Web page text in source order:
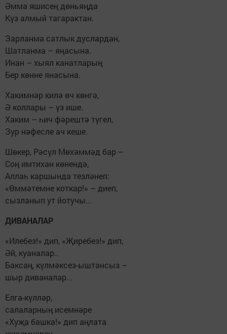
Әмма яшисең дөньяңда
Күз алмый тагарактан.
Зарланма сатлык дуслардан,
Шатланма – яңасына.
Инан – хыял канатларың
Бер көнне янасына.
Хакимнәр килә өч көнгә,
Ә коллары – үз ише.
Хаким – һич фәрештә түгел,
Зур нәфесле ач кеше.
Шөкер, Рәсүл Мөхәммәд бар –
Соң имтихан көнендә,
Аллаһ каршында тезләнеп:
«Өммәтемне коткар!» – диеп,
сызланып ут йотучы...
ДИВАНАЛАР
«Илебез!» дип, «Җиребез!» дип,
Әй, куаналар..
Баксаң, күлмәксез-ыштансыз –
шыр диваналар...
Елга-күлләр,
салаларның исемнәре
«Хуҗа башка!» дип аңлата